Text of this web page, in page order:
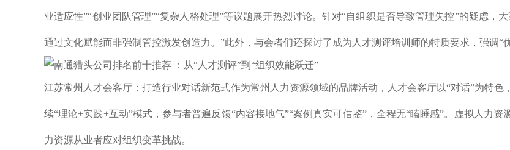
业适应性”“创业团队管理”“复杂人格处理”等议题展开热烈讨论。针对“自组织是否导致管理失控”的疑虑，
通过文化赋能而非强制管控激发创造力。”此外，与会者们还探讨了成为人才测评培训师的特质要求，强调“
江苏常州人才会客厅：打造行业对话新范式作为常州人力资源领域的品牌活动，人才会客厅以“对话”为特
续“理论+实践+互动”模式，参与者普遍反馈“内容接地气”“案例真实可借鉴”，全程无“瞌睡感”。虚拟人力
力资源从业者应对组织变革挑战。